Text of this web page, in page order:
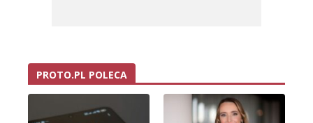
PROTO.PL POLECA